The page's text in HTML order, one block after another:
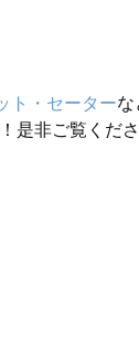
ト・セーターな
是非ご覧くださ